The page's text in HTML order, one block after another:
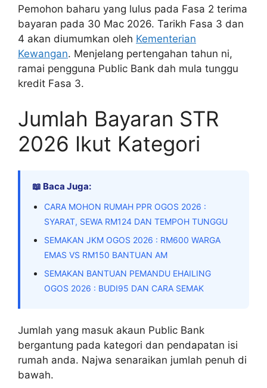
Pemohon baharu yang lulus pada Fasa 2 terima
bayaran pada 30 Mac 2026. Tarikh Fasa 3 dan
4 akan diumumkan oleh Kementerian
Kewangan. Menjelang pertengahan tahun ni,
ramai pengguna Public Bank dah mula tunggu
kredit Fasa 3.
Jumlah Bayaran STR
2026 Ikut Kategori
📖 Baca Juga:
CARA MOHON RUMAH PPR OGOS 2026 :
SYARAT, SEWA RM124 DAN TEMPOH TUNGGU
SEMAKAN JKM OGOS 2026 : RM600 WARGA
EMAS VS RM150 BANTUAN AM
SEMAKAN BANTUAN PEMANDU EHAILING
OGOS 2026 : BUDI95 DAN CARA SEMAK
Jumlah yang masuk akaun Public Bank
bergantung pada kategori dan pendapatan isi
rumah anda. Najwa senaraikan jumlah penuh di
bawah.